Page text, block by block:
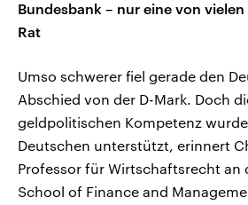
Bundesbank – nur eine von
Rat
Umso schwerer fiel gerade den
Abschied von der D-Mark. Doch
geldpolitischen Kompetenz
Deutschen unterstützt, erinnert
Professor für Wirtschaftsrecht an
School of Finance and